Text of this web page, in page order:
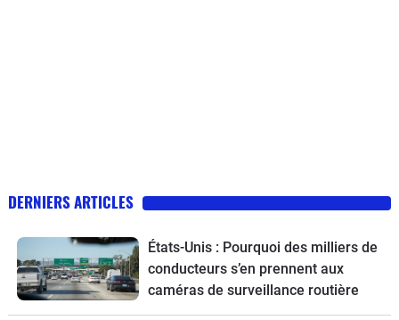
DERNIERS ARTICLES
États-Unis : Pourquoi des milliers de
conducteurs s’en prennent aux
caméras de surveillance routière